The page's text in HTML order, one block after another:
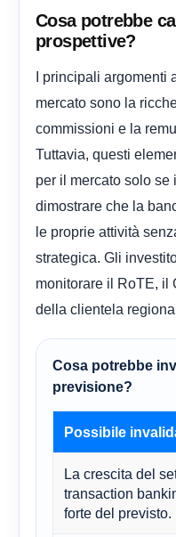
Cosa potrebbe
prospettive?
I principali argomenti
mercato sono la
commissioni e la
Tuttavia, questi
per il mercato solo se
dimostrare che la
le proprie attività
strategica. Gli
monitorare il RoTE, il
della clientela
Cosa potrebbe
previsione?
Possibile
La crescita del
transaction
forte del previsto.